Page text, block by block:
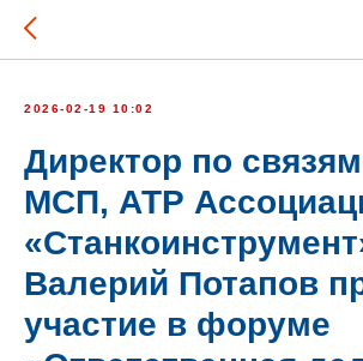
2026-02-19 10:02
Директор по
МСП, АТР
Валерий Потапов
участие в форуме